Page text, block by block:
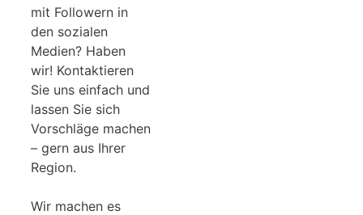
mit Followern in
den sozialen
Medien? Haben
wir! Kontaktieren
Sie uns einfach und
lassen Sie sich
Vorschläge machen
– gern aus Ihrer
Region.
Wir machen es